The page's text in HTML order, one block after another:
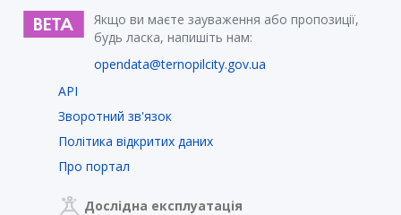
Якщо ви маєте зауваження або пропозиції,
будь ласка, напишіть нам:
opendata@ternopilcity.gov.ua
API
Зворотний зв'язок
Політика відкритих даних
Про портал
Дослідна експлуатація